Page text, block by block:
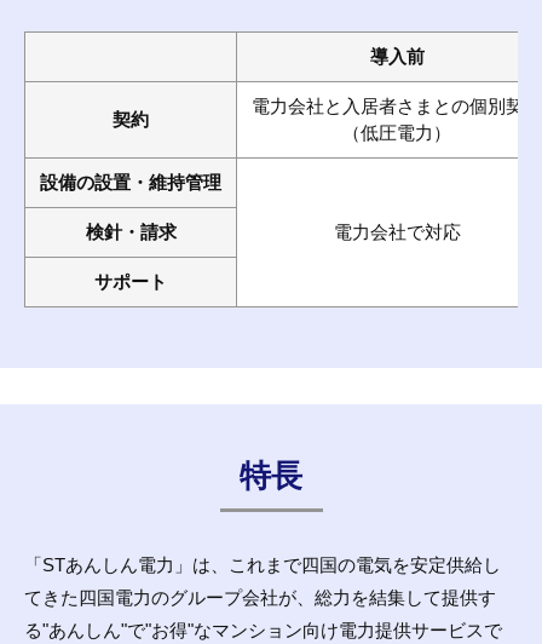
導入前
契約
電力会社と入居者さまとの個別契約
（低圧電力）
設備の設置・維持管理
電力会社で対応
検針・請求
サポート
特長
「STあんしん電力」は、これまで四国の電気を安定供給し
てきた四国電力のグループ会社が、総力を結集して提供す
る"あんしん"で"お得"なマンション向け電力提供サービスで